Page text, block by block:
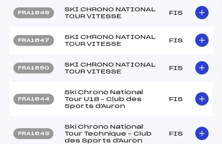
FRA1649
SKI CHRONO NATIONAL
TOUR VITESSE
FIS
FRA1647
SKI CHRONO NATIONAL
TOUR VITESSE
FIS
FRA1650
SKI CHRONO NATIONAL
TOUR VITESSE
FIS
FRA1644
Ski Chrono National
Tour U18 – Club des
Sports d'Auron
FIS
FRA1643
Ski Chrono National
Tour Technique – Club
des Sports d'Auron
FIS